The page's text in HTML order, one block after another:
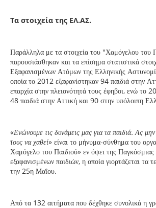
Τα στοιχεία της ΕΛ.ΑΣ.
Παράλληλα με τα στοιχεία του "Χαμόγελου του
παρουσιάσθηκαν και τα επίσημα στατιστικά
Εξαφανισμένων Ατόμων της Ελληνικής
οποία το 2012 εξαφανίστηκαν 94 παιδιά στην
επαρχία στην πλειονότητά τους έφηβοι, ενώ το
48 παιδιά στην Αττική και 90 στην υπόλοιπη
«Ενώνουμε τις δυνάμεις μας για τα παιδιά. Ας
τους να χαθεί» είναι το μήνυμα-σύνθημα του
Χαμόγελο του Παιδιού» εν όψει της
εξαφανισμένων παιδιών, η οποία γιορτάζεται τα
την 25η Μαΐου.
Από τα 132 αιτήματα που δέχθηκε συνολικά η